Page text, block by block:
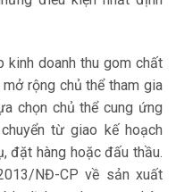
kinh doanh thu gom chất
rộng chủ thể tham gia
chọn chủ thể cung ứng
từ giao kế hoạch
đặt hàng hoặc đấu thầu.
NĐ-CP về sản xuất